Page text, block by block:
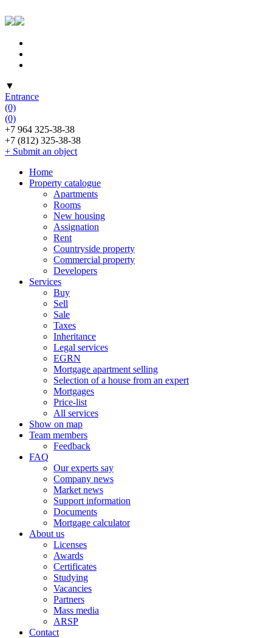
▼
Entrance
(0)
(0)
+7 964 325-38-38
+7 (812) 325-38-38
+ Submit an object
Home
Property catalogue
Apartments
Rooms
New housing
Assignation
Rent
Countryside property
Commercial property
Developers
Services
Buy
Sell
Sale
Taxes
Inheritance
Legal services
EGRN
Mortgage apartment selling
Selection of a house from an expert
Mortgages
Price-list
All services
Show on map
Team members
Feedback
FAQ
Our experts say
Company news
Market news
Support information
Documents
Mortgage calculator
About us
Licenses
Awards
Certificates
Studying
Vacancies
Partners
Mass media
ARSP
Contact